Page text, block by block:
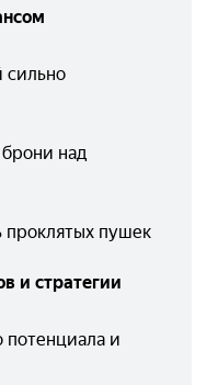
сильно
над
проклятых пушек
и стратегии
и